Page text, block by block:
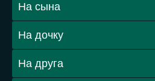
На сына
На дочку
На друга